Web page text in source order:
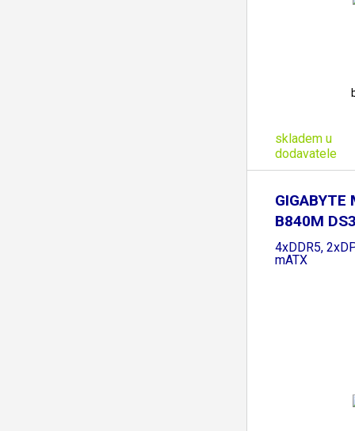
skladem u
dodavatele
GIGABYTE
B840M
B840,
4xDDR5,
mATX